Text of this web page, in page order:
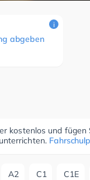
abgeben
i
kostenlos und
A2 C1 C1E